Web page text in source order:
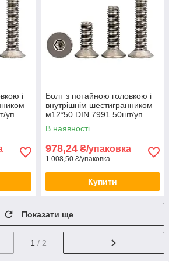
і
уп
Болт з потайною головкою і
внутрішнім шестигранником
м12*50 DIN 7991 50шт/уп
В наявності
978,24 ₴/упаковка
1 008,50 ₴/упаковка
Купити
Показати ще
1 / 2